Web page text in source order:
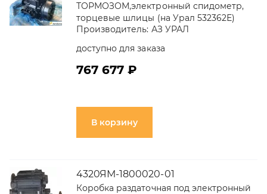
ТОРМОЗОМ,электронный спидометр,
торцевые шлицы (на Урал 532362Е)
Производитель: АЗ УРАЛ
доступно для заказа
767 677 ₽
В корзину
4320ЯМ-1800020-01
Коробка раздаточная под электронный